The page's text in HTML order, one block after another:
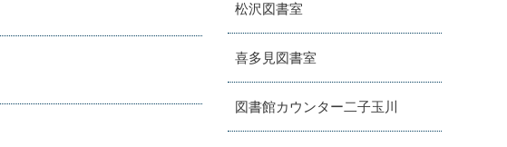
松沢図書室
喜多見図書室
図書館カウンター二子玉川